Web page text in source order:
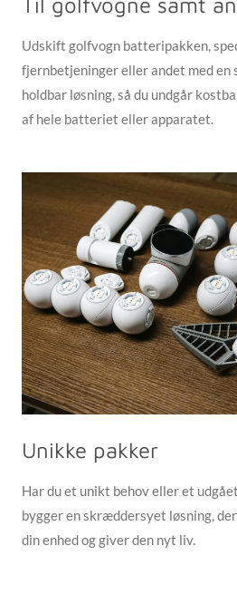
Udskift golfvogn batteripakken,
fjernbetjeninger eller andet med
holdbar løsning, så du undgår
af hele batteriet eller apparatet.
Unikke pakker
Har du et unikt behov eller et
bygger en skræddersyet løsning,
din enhed og giver den nyt liv.